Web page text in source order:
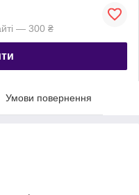
— 300 ₴
Умови повернення